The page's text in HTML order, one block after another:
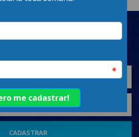
newsletter e receba
em seu e-mail
CADASTRAR